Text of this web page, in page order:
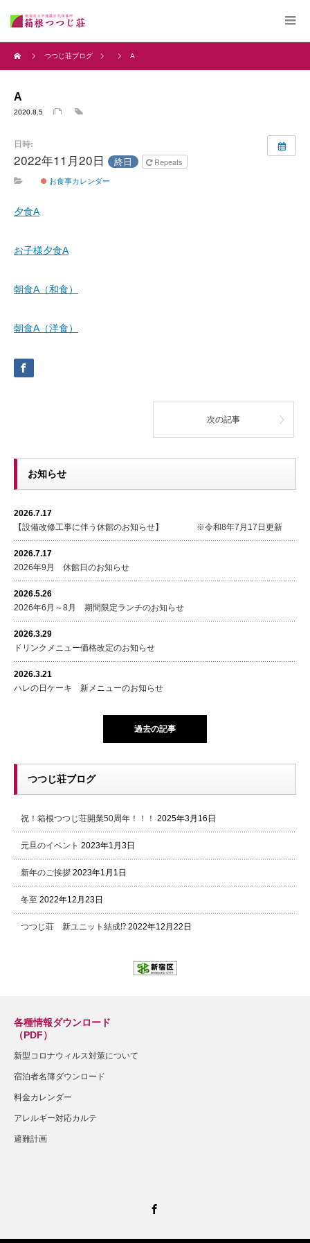
つつじ荘ブログ A
A
2020.8.5
日時:
2022年11月20日 終日
Repeats
お食事カレンダー
夕食A
お子様夕食A
朝食A（和食）
朝食A（洋食）
次の記事
お知らせ
2026.7.17
【設備改修工事に伴う休館のお知らせ】 ※令和8年7月17日更新
2026.7.17
2026年9月 休館日のお知らせ
2026.5.26
2026年6月～8月 期間限定ランチのお知らせ
2026.3.29
ドリンクメニュー価格改定のお知らせ
2026.3.21
ハレの日ケーキ 新メニューのお知らせ
過去の記事
つつじ荘ブログ
祝！箱根つつじ荘開業50周年！！！ 2025年3月16日
元旦のイベント 2023年1月3日
新年のご挨拶 2023年1月1日
冬至 2022年12月23日
つつじ荘 新ユニット結成⁉ 2022年12月22日
各種情報ダウンロード
（PDF）
新型コロナウィルス対策について
宿泊者名簿ダウンロード
料金カレンダー
アレルギー対応カルテ
避難計画